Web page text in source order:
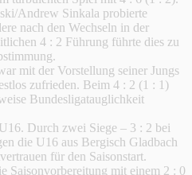
Andrew Sinkala probierte
nach den Wechseln in der
4 : 2 Führung führte dies zu
mit der Vorstellung seiner Jungs
zufrieden. Beim 4 : 2 (1 : 1)
Bundesligatauglichkeit
Durch zwei Siege – 3 : 2 bei
die U16 aus Bergisch Gladbach
für den Saisonstart.
Saisonvorbereitung mit einem 2 : 0